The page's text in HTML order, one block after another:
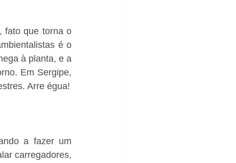
fato que torna o
é o
à planta, e a
Em Sergipe,
Arre égua!
a fazer um
carregadores,